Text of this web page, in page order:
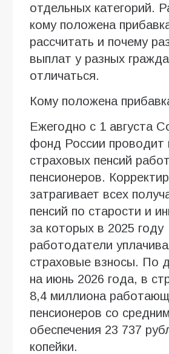
отдельных категорий.
кому положена
рассчитать и почему
выплат у разных
отличаться.
Кому положена
Ежегодно с 1 августа
фонд России проводит
страховых пенсий
пенсионеров.
затрагивает всех
пенсий по старости и
за которых в 2025 году
работодатели
страховые взносы. По
на июнь 2026 года, в
8,4 миллиона
пенсионеров со
обеспечения 23 737
копейки.